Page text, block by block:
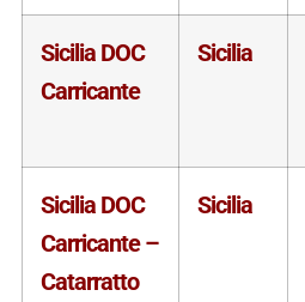
Sicilia DOC
Carricante
Sicilia
Sicilia DOC
Carricante –
Catarratto
Sicilia